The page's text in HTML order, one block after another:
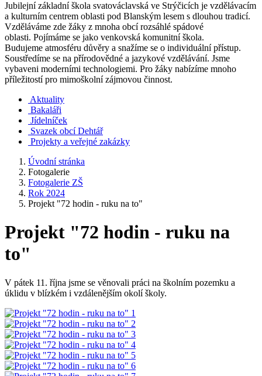
Jubilejní základní škola svatováclavská ve Strýčicích je vzdělávacím
a kulturním centrem oblasti pod Blanským lesem s dlouhou tradicí.
Vzděláváme zde žáky z mnoha obcí rozsáhlé spádové
oblasti. Pojímáme se jako venkovská komunitní škola.
Budujeme atmosféru důvěry a snažíme se o individuální přístup.
Soustředíme se na přírodovědné a jazykové vzdělávání. Jsme
vybaveni moderními technologiemi. Pro žáky nabízíme mnoho
příležitostí pro mimoškolní zájmovou činnost.
Aktuality
Bakaláři
Jídelníček
Svazek obcí Dehtář
Projekty a veřejné zakázky
Úvodní stránka
Fotogalerie
Fotogalerie ZŠ
Rok 2024
Projekt "72 hodin - ruku na to"
Projekt "72 hodin - ruku na
to"
V pátek 11. října jsme se věnovali práci na školním pozemku a
úklidu v blízkém i vzdálenějším okolí školy.